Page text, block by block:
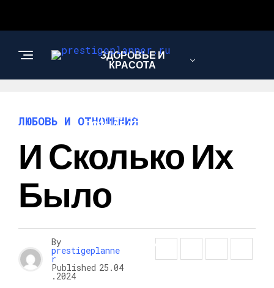
ЗДОРОВЬЕ И
КРАСОТА
ИНТЕРЕСНОЕ И
ПОЗНАВАТЕЛЬНОЕ
ТЕХНОЛОГИИ
ЛЮБОВЬ И ОТНОШЕНИЯ
И Сколько Их
Было
By
prestigeplanne
r
Published 25.04
.2024